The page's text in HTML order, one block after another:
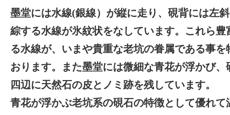
墨堂には水線(銀線）が縦に走り、硯背には左
綜する水線が氷紋状をなしています。これら豊
る水線が、いまや貴重な老坑の眷属である事を
おります。また墨堂には微細な青花が浮かび、
四辺に天然石の皮とノミ跡を残しています。
青花が浮かぶ老坑系の硯石の特徴として優れて